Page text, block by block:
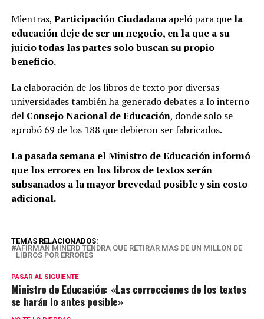
Mientras, Participación Ciudadana apeló para que la
educación deje de ser un negocio, en la que a su
juicio todas las partes solo buscan su propio
beneficio.
La elaboración de los libros de texto por diversas
universidades también ha generado debates a lo interno
del Consejo Nacional de Educación, donde solo se
aprobó 69 de los 188 que debieron ser fabricados.
La pasada semana el Ministro de Educación informó
que los errores en los libros de textos serán
subsanados a la mayor brevedad posible y sin costo
adicional.
TEMAS RELACIONADOS:
AFIRMAN MINERD TENDRA QUE RETIRAR MAS DE UN MILLON DE
LIBROS POR ERRORES
PASAR AL SIGUIENTE
Ministro de Educación: «Las correcciones de los textos
se harán lo antes posible»